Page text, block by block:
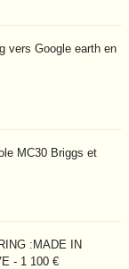
vers Google earth en
MC30 Briggs et
:MADE IN
- 1 100 €